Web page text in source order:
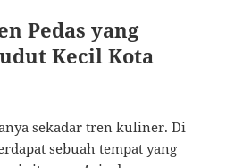
Pedas yang
Kecil Kota
sekadar tren kuliner. Di
sebuah tempat yang